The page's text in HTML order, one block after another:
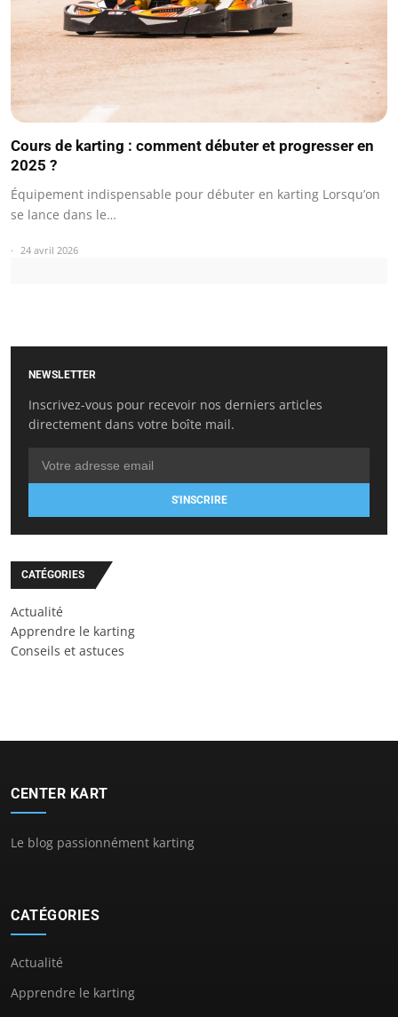
Cours de karting : comment débuter et progresser en
2025 ?
Équipement indispensable pour débuter en karting Lorsqu’on
se lance dans le…
24 avril 2026
NEWSLETTER
Inscrivez-vous pour recevoir nos derniers articles
directement dans votre boîte mail.
S'INSCRIRE
CATÉGORIES
Actualité
Apprendre le karting
Conseils et astuces
CENTER KART
Le blog passionnément karting
CATÉGORIES
Actualité
Apprendre le karting